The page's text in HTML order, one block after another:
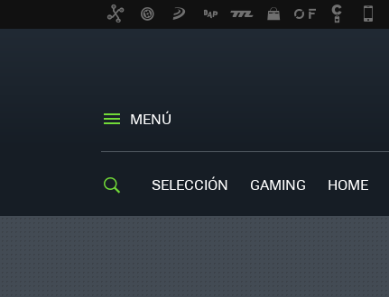
MENÚ
SELECCIÓN GAMING HOME